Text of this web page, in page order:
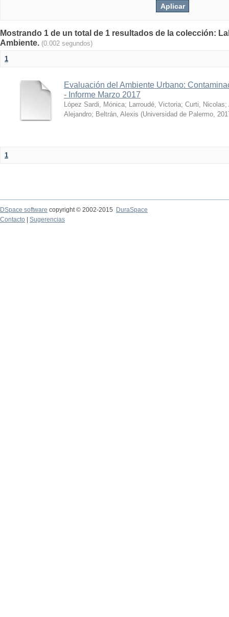
Mostrando 1 de un total de 1 resultados de la colección:
Ambiente. (0.002 segundos)
1
Evaluación del Ambiente Urbano:
- Informe Marzo 2017
López Sardi, Mónica; Larroudé, Victoria; Curti, Nicolas;
Alejandro; Beltrán, Alexis (Universidad de Palermo,
1
DSpace software copyright © 2002-2015
DuraSpace
Contacto
Sugerencias